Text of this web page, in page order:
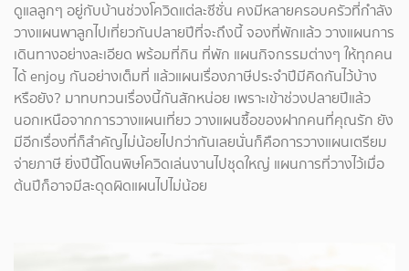
ดูแลลูกๆ อยู่กับบ้านช่วงโควิดแต่ละซีซั่น คงมีหลายครอบครัวที่กำลัง
วางแผนพาลูกไปเที่ยวกันปลายปีที่จะถึงนี้ จองที่พักแล้ว วางแผนการ
เดินทางอย่างละเอียด พร้อมที่กิน ที่พัก แผนกิจกรรมต่างๆ ให้ทุกคน
ได้ enjoy กันอย่างเต็มที่ แล้วแผนเรื่องภาษีประจำปีมีคิดกันไว้บ้าง
หรือยัง? มาทบทวนเรื่องนี้กันสักหน่อย เพราะเข้าช่วงปลายปีแล้ว
นอกเหนือจากการวางแผนเที่ยว วางแผนซื้อของฝากคนที่คุณรัก ยัง
มีอีกเรื่องที่ก็สำคัญไม่น้อยไปกว่ากันเลยนั่นก็คือการวางแผนเตรียม
จ่ายภาษี ยิ่งปีนี้โดนพิษโควิดเล่นงานไปชุดใหญ่ แผนการที่วางไว้เมื่อ
ต้นปีก็อาจมีสะดุดผิดแผนไปไม่น้อย